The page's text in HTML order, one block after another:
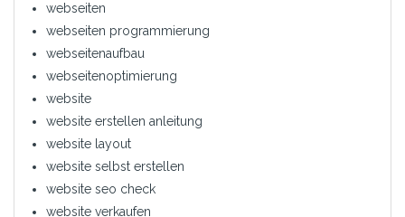
webseiten
webseiten programmierung
webseitenaufbau
webseitenoptimierung
website
website erstellen anleitung
website layout
website selbst erstellen
website seo check
website verkaufen